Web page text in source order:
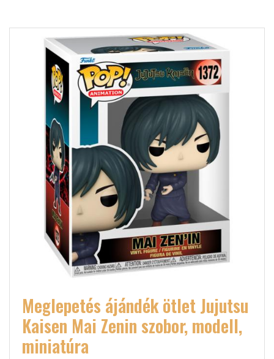
Meglepetés ájándék ötlet Jujutsu
Kaisen Mai Zenin szobor, modell,
miniatúra